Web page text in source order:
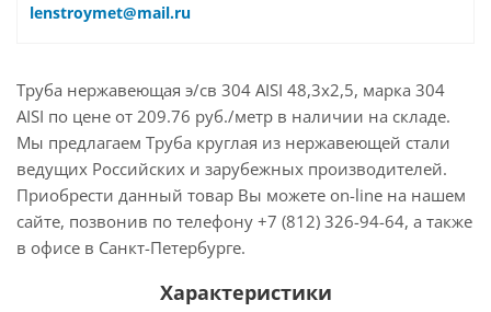
lenstroymet@mail.ru
Труба нержавеющая э/св 304 AISI 48,3х2,5, марка 304
AISI по цене от 209.76 руб./метр в наличии на складе.
Мы предлагаем Труба круглая из нержавеющей стали
ведущих Российских и зарубежных производителей.
Приобрести данный товар Вы можете on-line на нашем
сайте, позвонив по телефону +7 (812) 326-94-64, а также
в офисе в Санкт-Петербурге.
Характеристики